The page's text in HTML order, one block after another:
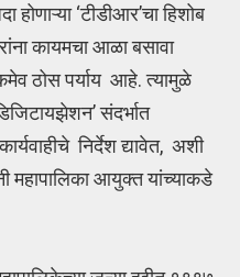
होणाऱ्या ‘टीडीआर’चा हिशोब
कायमचा आळा बसावा
ठोस पर्याय आहे. त्यामुळे
संदर्भात
निर्देश द्यावेत, अशी
महापालिका आयुक्त यांच्याकडे